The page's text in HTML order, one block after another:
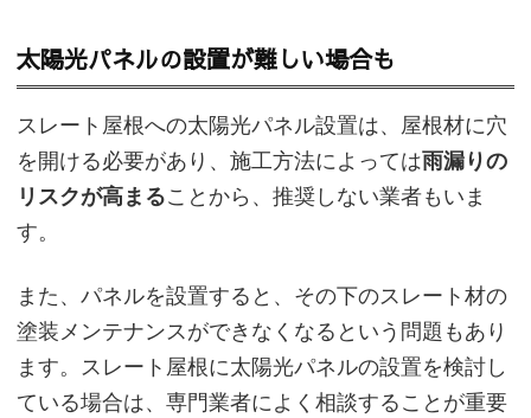
太陽光パネルの設置が難しい場合も
スレート屋根への太陽光パネル設置は、屋根材に穴
を開ける必要があり、施工方法によっては雨漏りの
リスクが高まることから、推奨しない業者もいま
す。
また、パネルを設置すると、その下のスレート材の
塗装メンテナンスができなくなるという問題もあり
ます。スレート屋根に太陽光パネルの設置を検討し
ている場合は、専門業者によく相談することが重要